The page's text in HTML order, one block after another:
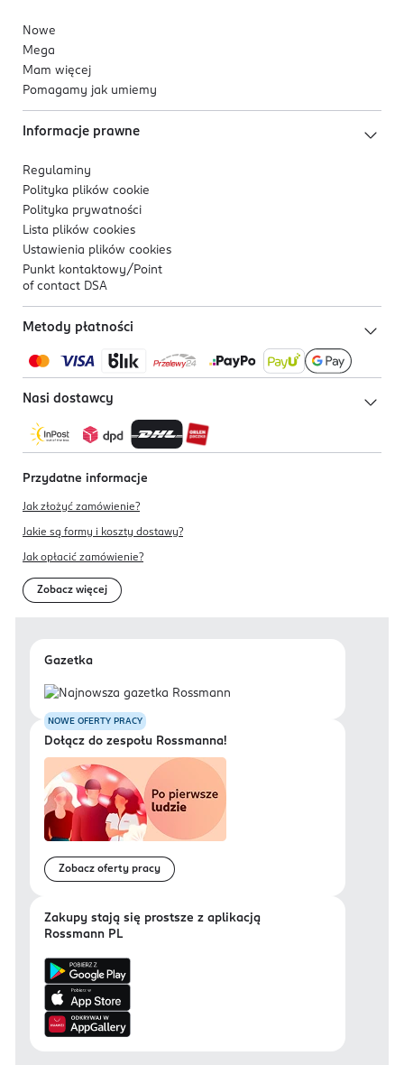
Nowe
Mega
Mam więcej
Pomagamy jak umiemy
Informacje prawne
Regulaminy
Polityka plików cookie
Polityka prywatności
Lista plików cookies
Ustawienia plików cookies
Punkt kontaktowy/ Point
of contact DSA
Metody płatności
Nasi dostawcy
Przydatne informacje
Jak złożyć zamówienie?
Jakie są formy i koszty dostawy?
Jak opłacić zamówienie?
Zobacz więcej
Gazetka
NOWE OFERTY PRACY
Dołącz do zespołu Rossmanna!
Zobacz oferty pracy
Zakupy stają się prostsze z aplikacją
Rossmann PL